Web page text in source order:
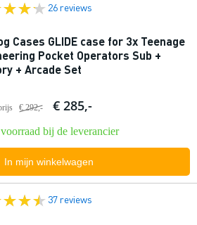
26 reviews
Cases GLIDE case for 3x Teenage
Pocket Operators Sub +
+ Arcade Set
€ 292,- € 285,-
bij de leverancier
In mijn winkelwagen
37 reviews